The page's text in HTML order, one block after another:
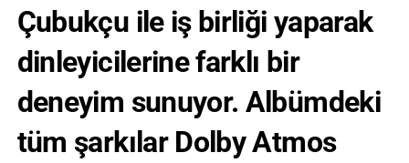
Çubukçu ile iş birliği yaparak
dinleyicilerine farklı bir
deneyim sunuyor. Albümdeki
tüm şarkılar Dolby Atmos